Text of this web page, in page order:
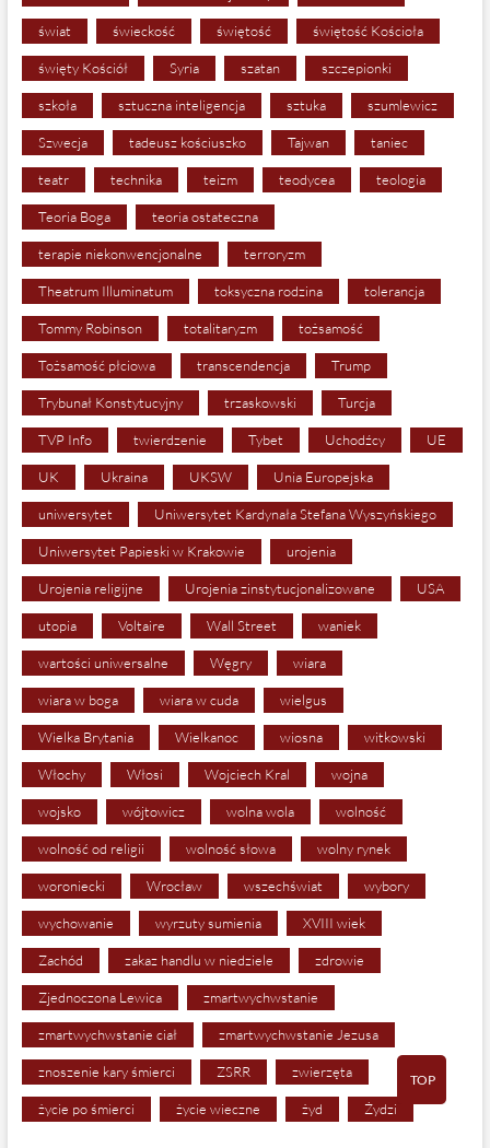
świat świeckość świętość świętość Kościoła
święty Kościół Syria szatan szczepionki
szkoła sztuczna inteligencja sztuka szumlewicz
Szwecja tadeusz kościuszko Tajwan taniec
teatr technika teizm teodycea teologia
Teoria Boga teoria ostateczna
terapie niekonwencjonalne terroryzm
Theatrum Illuminatum toksyczna rodzina tolerancja
Tommy Robinson totalitaryzm tożsamość
Tożsamość płciowa transcendencja Trump
Trybunał Konstytucyjny trzaskowski Turcja
TVP Info twierdzenie Tybet Uchodźcy UE
UK Ukraina UKSW Unia Europejska
uniwersytet Uniwersytet Kardynała Stefana Wyszyńskiego
Uniwersytet Papieski w Krakowie urojenia
Urojenia religijne Urojenia zinstytucjonalizowane USA
utopia Voltaire Wall Street waniek
wartości uniwersalne Węgry wiara
wiara w boga wiara w cuda wielgus
Wielka Brytania Wielkanoc wiosna witkowski
Włochy Włosi Wojciech Kral wojna
wojsko wójtowicz wolna wola wolność
wolność od religii wolność słowa wolny rynek
woroniecki Wrocław wszechświat wybory
wychowanie wyrzuty sumienia XVIII wiek
Zachód zakaz handlu w niedziele zdrowie
Zjednoczona Lewica zmartwychwstanie
zmartwychwstanie ciał zmartwychwstanie Jezusa
znoszenie kary śmierci ZSRR zwierzęta
życie po śmierci życie wieczne żyd Żydzi
TOP